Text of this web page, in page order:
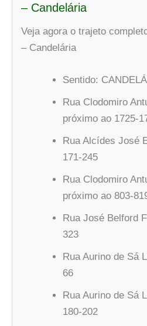
– Candelária
Veja agora o trajeto
– Candelária
Sentido:
Rua Clodomiro
próximo ao 1725-
Rua Alcídes José
171-245
Rua Clodomiro
próximo ao 803-
Rua José Belford
323
Rua Aurino de Sá
66
Rua Aurino de Sá
180-202